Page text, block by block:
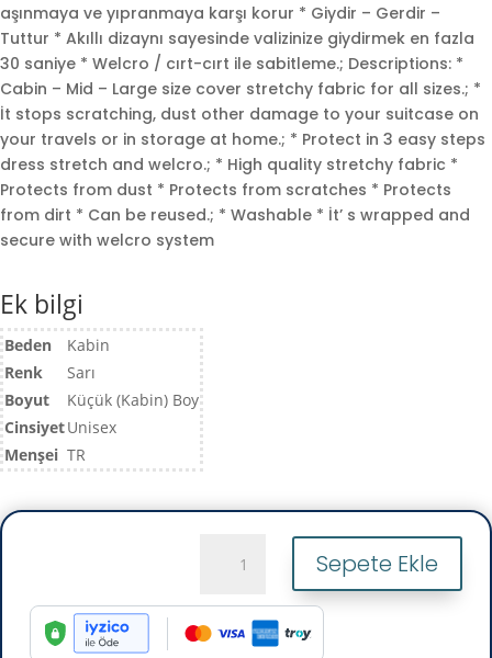
aşınmaya ve yıpranmaya karşı korur * Giydir – Gerdir –
Tuttur * Akıllı dizaynı sayesinde valizinize giydirmek en fazla
30 saniye * Welcro / cırt-cırt ile sabitleme.; Descriptions: *
Cabin – Mid – Large size cover stretchy fabric for all sizes.; *
İt stops scratching, dust other damage to your suitcase on
your travels or in storage at home.; * Protect in 3 easy steps
dress stretch and welcro.; * High quality stretchy fabric *
Protects from dust * Protects from scratches * Protects
from dirt * Can be reused.; * Washable * İt’ s wrapped and
secure with welcro system
Ek bilgi
Beden
Kabin
Renk
Sarı
Boyut
Küçük (Kabin) Boy
CinsiyetUnisex
Menşei TR
İÇİN
KILIF
Sepete Ekle